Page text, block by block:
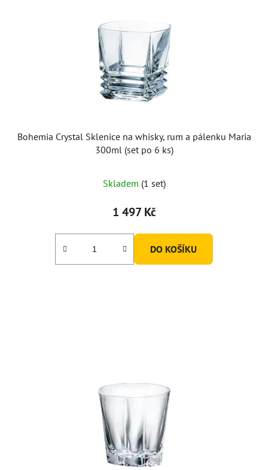
Bohemia Crystal Sklenice na whisky, rum a pálenku Maria
300ml (set po 6 ks)
Skladem (1 set)
1 497 Kč
DO KOŠÍKU